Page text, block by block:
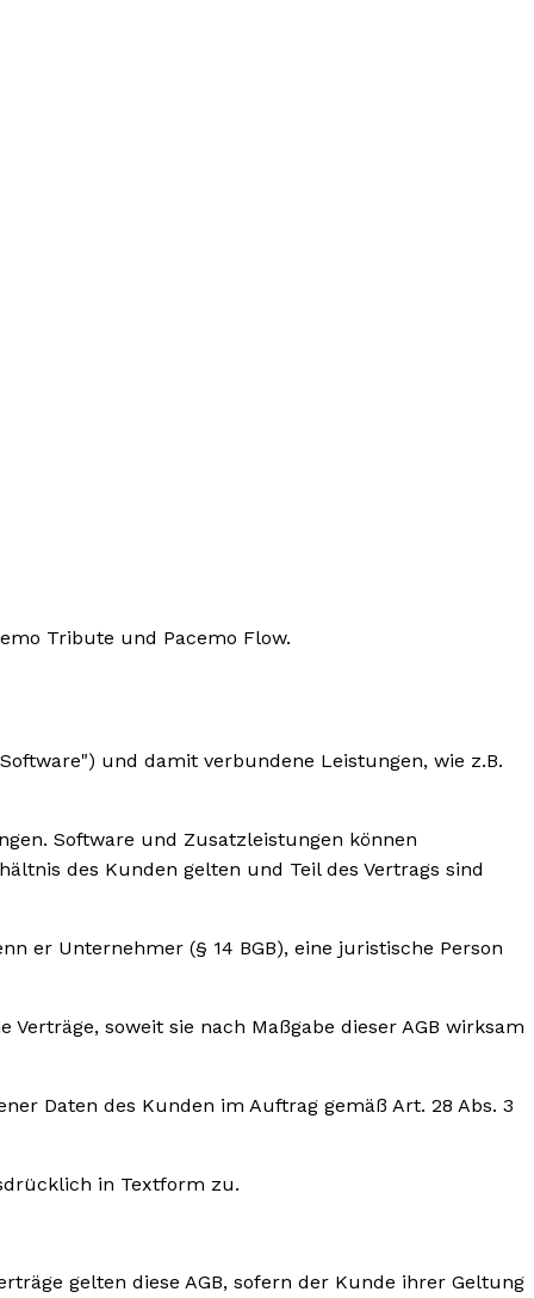
Tribute und Pacemo Flow.
und damit verbundene Leistungen, wie z.B.
Software und Zusatzleistungen können
des Kunden gelten und Teil des Vertrags sind
er Unternehmer (§ 14 BGB), eine juristische Person
soweit sie nach Maßgabe dieser AGB wirksam
Daten des Kunden im Auftrag gemäß Art. 28 Abs. 3
in Textform zu.
gelten diese AGB, sofern der Kunde ihrer Geltung